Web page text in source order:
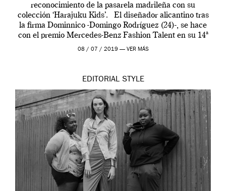
reconocimiento de la pasarela madrileña con su
colección ‘Harajuku Kids’. El diseñador alicantino tras
la firma Dominnico -Domingo Rodríguez (24)-, se hace
con el premio Mercedes-Benz Fashion Talent en su 14ª
edición. […]
08 / 07 / 2019 — VER MÁS
EDITORIAL STYLE